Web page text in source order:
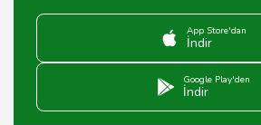
App Store'dan
İndir
Google Play'den
İndir